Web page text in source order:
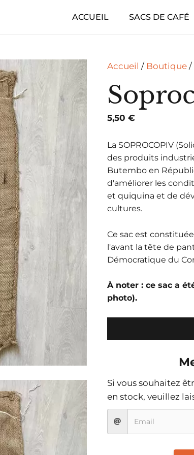
ACCUEIL SACS DE CAFÉ
Accueil / Boutique/
5,50 €
La SOPROCOPIV
des produits
Butembo en
d'améliorer les
et quiquina et de
cultures.
Ce sac est
l'avant la tête de
Démocratique du
À noter : ce sac a
photo).
Si vous souhaitez
en stock, veuillez